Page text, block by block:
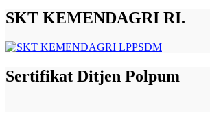
SKT KEMENDAGRI RI.
Sertifikat Ditjen Polpum